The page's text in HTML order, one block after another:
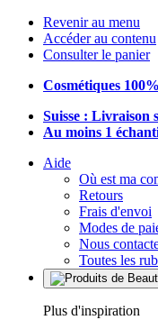
Revenir au menu
Accéder au contenu
Consulter le panier
Cosmétiques
Suisse : Livraison
Au moins 1
Aide
Où est ma
Retours
Frais d'envoi
Modes de
Nous
Toutes les
Plus d'inspiration